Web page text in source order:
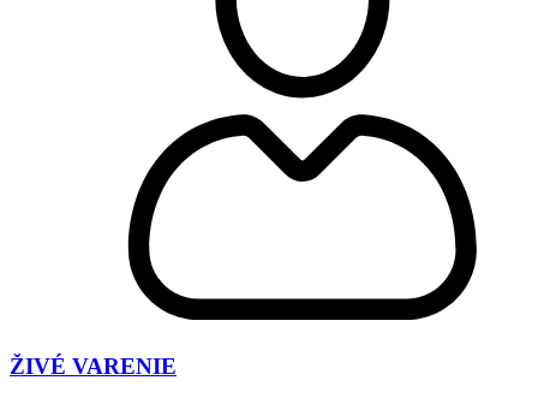
ŽIVÉ VARENIE